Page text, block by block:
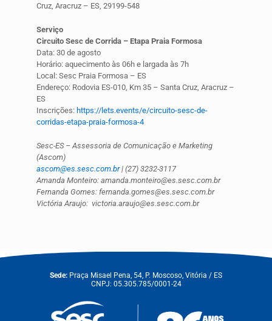
Cruz, Aracruz – ES, 29199-548
Serviço
Circuito Sesc de Corrida – Etapa Praia Formosa
Data: 30 de agosto
Horário: aquecimento às 06h e largada às 7h
Local: Sesc Praia Formosa – ES
Endereço: Rodovia ES-010, Km 35 – Santa Cruz, Aracruz –
ES
Inscrições: https://lets.events/e/circuito-sesc-de-
corridas-etapa-praia-formosa-4
Sesc-ES – Assessoria de Comunicação e Marketing
(Ascom)
ascom@es.sesc.com.br| (27) 3232-3117
Amanda Monteiro: amanda.monteiro@es.sesc.com.br
Fernanda Gomes: fernanda.gomes@es.sesc.com.br
Victória Araujo: victoria.araujo@es.sesc.com.br
Sede: Praça Misael Pena, 54, P. Moscoso, Vitória / ES
CNPJ: 05.305.785/0001-24